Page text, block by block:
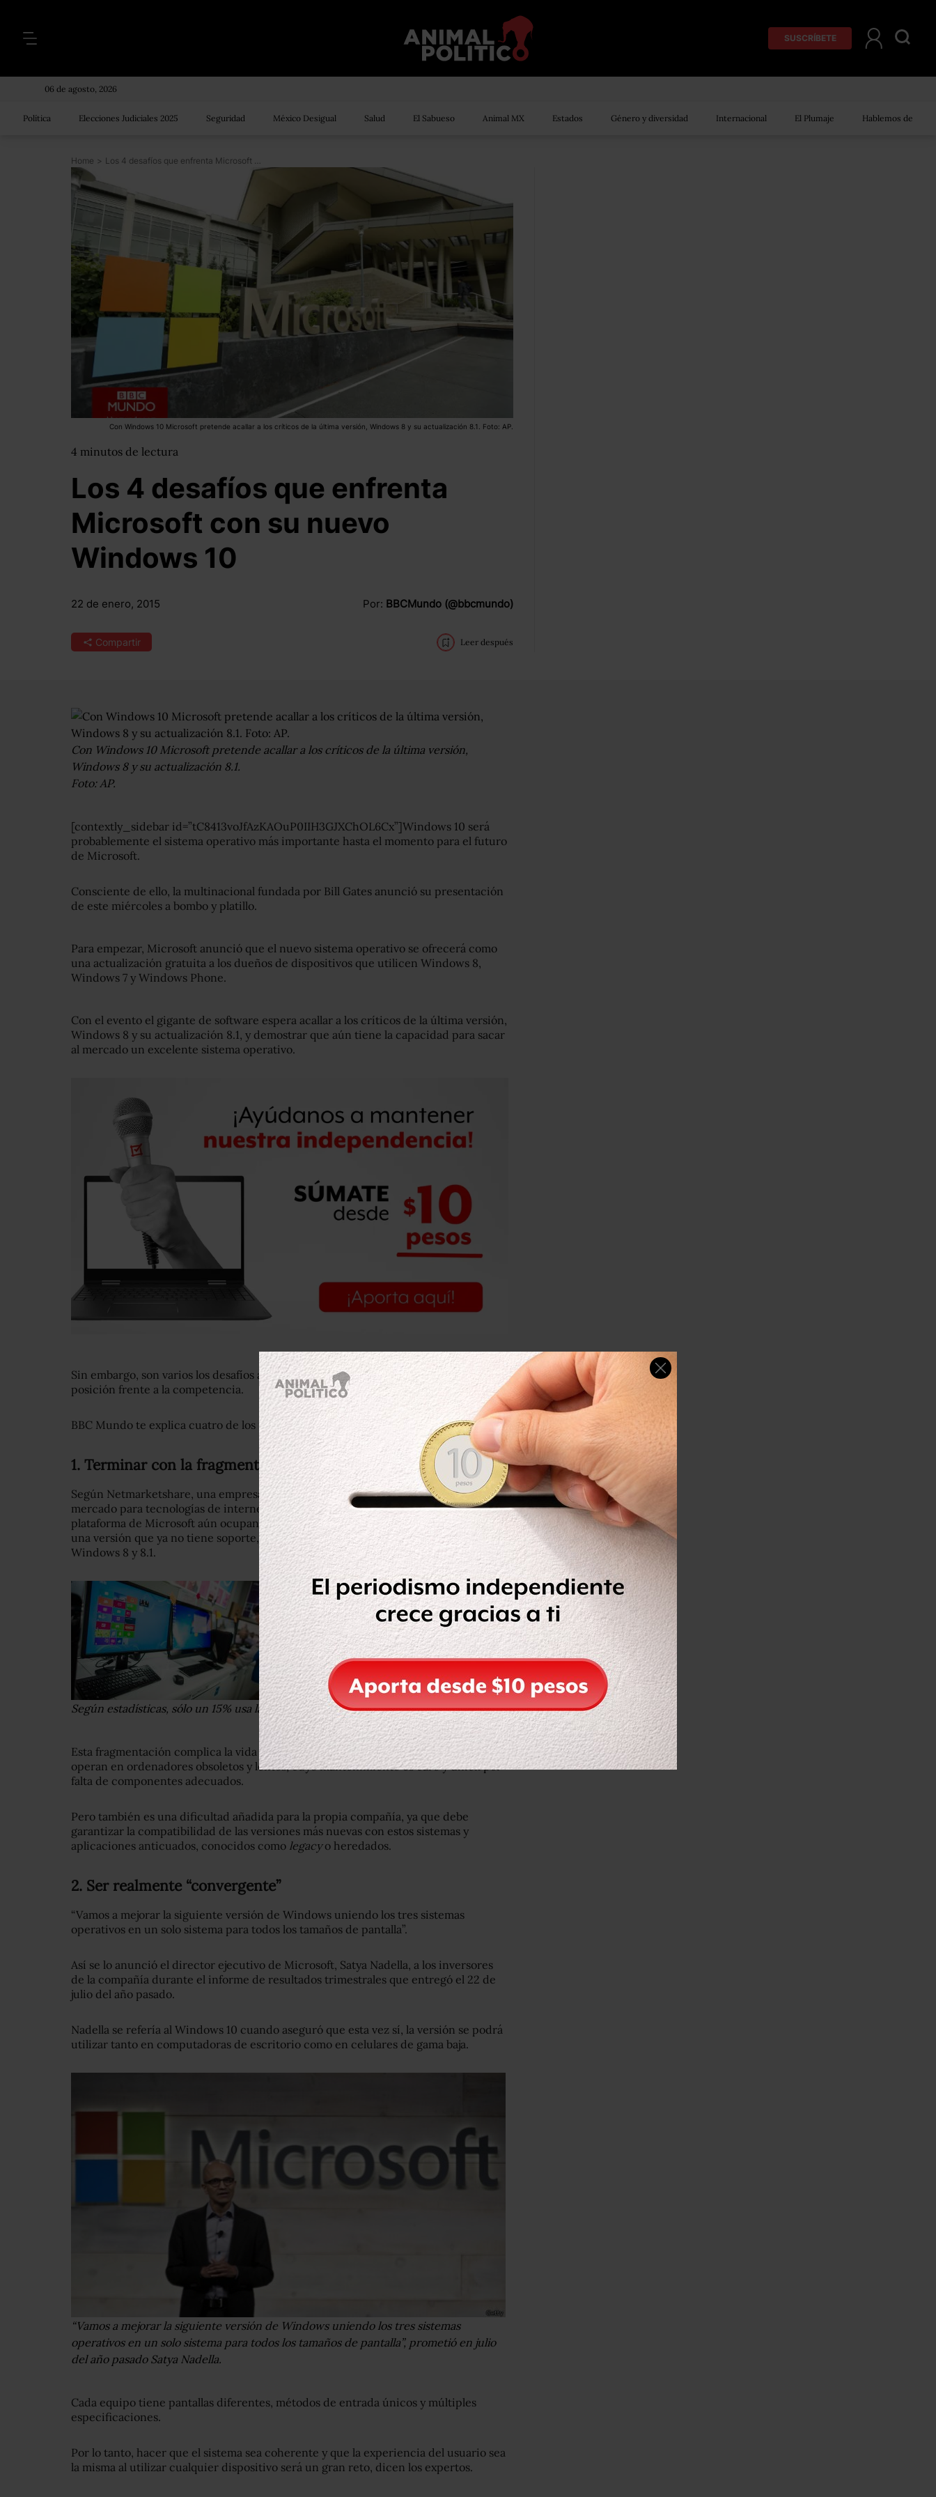
SUSCRÍBETE
06 de agosto, 2026
Política Elecciones Judiciales 2025 Seguridad México Desigual Salud El Sabueso Animal MX Estados Género y diversidad Internacional El Plumaje Hablemos de
Home > Los 4 desafíos que enfrenta Microsoft con su nuevo Windows 10
Con Windows 10 Microsoft pretende acallar a los críticos de la última versión, Windows 8 y su actualización 8.1. Foto: AP.
4 minutos de lectura
Los 4 desafíos que enfrenta
Microsoft con su nuevo
Windows 10
22 de enero, 2015 Por: BBCMundo (@bbcmundo)
Compartir Leer después
Con Windows 10 Microsoft pretende acallar a los críticos de la última versión,
Windows 8 y su actualización 8.1.
Foto: AP.
[contextly_sidebar id=”tC8413voJfAzKAOuP0IIH3GJXChOL6Cx”]Windows 10 será
probablemente el sistema operativo más importante hasta el momento para el futuro
de Microsoft.
Consciente de ello, la multinacional fundada por Bill Gates anunció su presentación
de este miércoles a bombo y platillo.
Para empezar, Microsoft anunció que el nuevo sistema operativo se ofrecerá como
una actualización gratuita a los dueños de dispositivos que utilicen Windows 8,
Windows 7 y Windows Phone.
Con el evento el gigante de software espera acallar a los críticos de la última versión,
Windows 8 y su actualización 8.1, y demostrar que aún tiene la capacidad para sacar
al mercado un excelente sistema operativo.
Sin embargo, son varios los desafíos a enfrentar para que Microsoft recupere su
posición frente a la competencia.
BBC Mundo te explica cuatro de los retos que tiene por delante.
1. Terminar con la fragmentación
Según Netmarketshare, una empresa especializada en estadísticas sobre cuotas de
mercado para tecnologías de internet, el 56% de los aparatos que utilizan la
plataforma de Microsoft aún ocupan Windows 7, el 18% mantiene el Windows XP,
una versión que ya no tiene soporte, y sólo un 15% usa las versiones más recientes,
Windows 8 y 8.1.
Según estadísticas, sólo un 15% usa las versiones más recientes, Windows 8 y 8.1.
Esta fragmentación complica la vida a los desarrolladores. Dichos sistemas a menudo
operan en ordenadores obsoletos y lentos, cuyo mantenimiento es caro y difícil por
falta de componentes adecuados.
Pero también es una dificultad añadida para la propia compañía, ya que debe
garantizar la compatibilidad de las versiones más nuevas con estos sistemas y
aplicaciones anticuados, conocidos como legacyo heredados.
2. Ser realmente “convergente”
“Vamos a mejorar la siguiente versión de Windows uniendo los tres sistemas
operativos en un solo sistema para todos los tamaños de pantalla”.
Así se lo anunció el director ejecutivo de Microsoft, Satya Nadella, a los inversores
de la compañía durante el informe de resultados trimestrales que entregó el 22 de
julio del año pasado.
Nadella se refería al Windows 10 cuando aseguró que esta vez sí, la versión se podrá
utilizar tanto en computadoras de escritorio como en celulares de gama baja.
“Vamos a mejorar la siguiente versión de Windows uniendo los tres sistemas
operativos en un solo sistema para todos los tamaños de pantalla”, prometió en julio
del año pasado Satya Nadella.
Cada equipo tiene pantallas diferentes, métodos de entrada únicos y múltiples
especificaciones.
Por lo tanto, hacer que el sistema sea coherente y que la experiencia del usuario sea
la misma al utilizar cualquier dispositivo será un gran reto, dicen los expertos.